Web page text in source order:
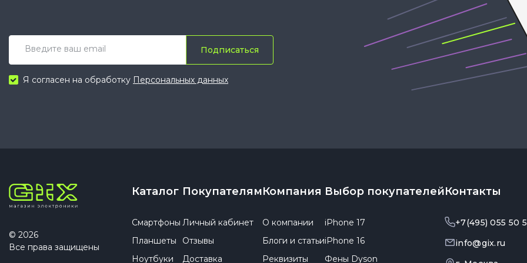
Подписаться
Я согласен на обработку Персональных данных
© 2026
Все права защищены
Каталог
Смартфоны
Планшеты
Ноутбуки
Покупателям
Личный кабинет
Отзывы
Доставка
Компания
О компании
Блоги и статьи
Реквизиты
Выбор покупателей
iPhone 17
iPhone 16
Фены Dyson
Контакты
+7(495) 055 50
info@gix.ru